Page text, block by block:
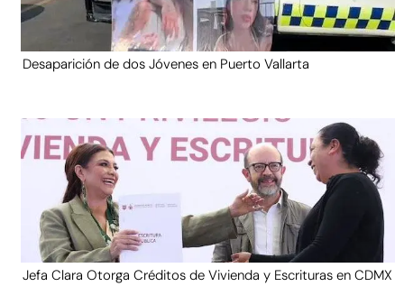
Desaparición de dos Jóvenes en Puerto Vallarta
Jefa Clara Otorga Créditos de Vivienda y Escrituras en CDMX